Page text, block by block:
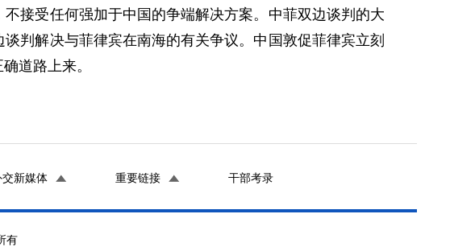
受任何强加于中国的争端解决方案。中菲双边谈判的大
判解决与菲律宾在南海的有关争议。中国敦促菲律宾立刻
道路上来。
交新媒体 重要链接 干部考录
有